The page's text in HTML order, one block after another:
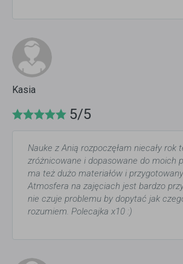
Kasia
5/5
Nauke z Anią rozpoczęłam niecały rok
zróżnicowane i dopasowane do moich
ma też dużo materiałów i
Atmosfera na zajęciach jest bardzo
nie czuje problemu by dopytać jak
rozumiem. Polecajka x10 :)